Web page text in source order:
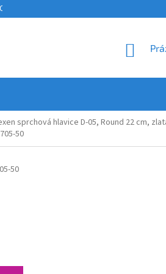
ÚDAJŮ
sprchová hlavice D-05, Round 22 cm,
50
50